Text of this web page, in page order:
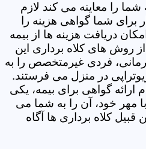
شما را معاینه می کند لازم
برای شما گواهی هزینه را
دریافت هزینه ها از بیمه
روش های کلاه برداری این
فردی غیرمتخصص را به
در منزل می فرستند.
ارائه گواهی برای بیمه، یکی
مهر خود، آن را به شما می
کلاه برداری ها آگاه